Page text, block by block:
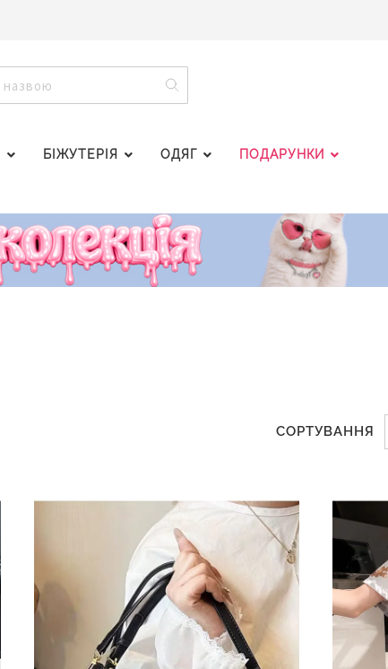
ПОШУК
БІЖУТЕРІЯ ОДЯГ ПОДАРУНКИ
СОРТУВАННЯ